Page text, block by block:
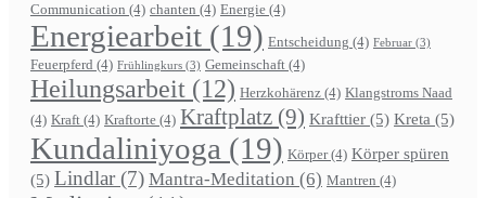
Communication (4) chanten (4) Energie (4)
Energiearbeit (19) Entscheidung (4) Februar (3)
Feuerpferd (4) Frühlingkurs (3) Gemeinschaft (4)
Heilungsarbeit (12) Herzkohärenz (4) Klangstroms Naad
(4) Kraft (4) Kraftorte (4) Kraftplatz (9) Krafttier (5) Kreta (5)
Kundaliniyoga (19) Körper(4) Körper spüren
(5) Lindlar(7) Mantra-Meditation (6) Mantren (4)